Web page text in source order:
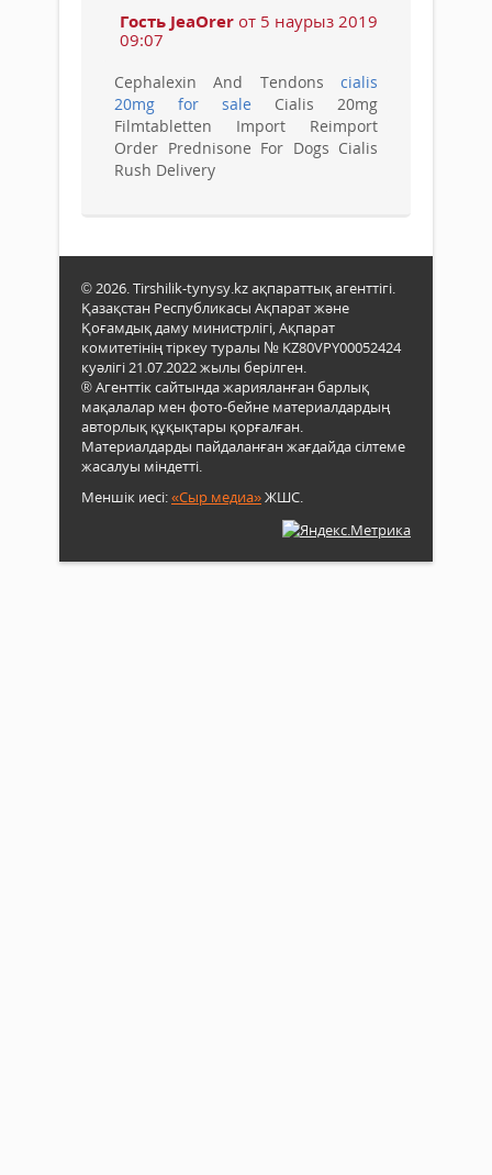
Гость JeaOrer от 5 наурыз 2019
09:07
Cephalexin And Tendons cialis
20mg for sale Cialis 20mg
Filmtabletten Import Reimport
Order Prednisone For Dogs Cialis
Rush Delivery
© 2026. Tirshilik-tynysy.kz ақпараттық агенттігі.
Қазақстан Республикасы Ақпарат және
Қоғамдық даму министрлігі, Ақпарат
комитетінің тіркеу туралы № KZ80VPY00052424
куәлігі 21.07.2022 жылы берілген.
® Агенттік сайтында жарияланған барлық
мақалалар мен фото-бейне материалдардың
авторлық құқықтары қорғалған.
Материалдарды пайдаланған жағдайда сілтеме
жасалуы міндетті.
Меншік иесі:«Сыр медиа»ЖШС.